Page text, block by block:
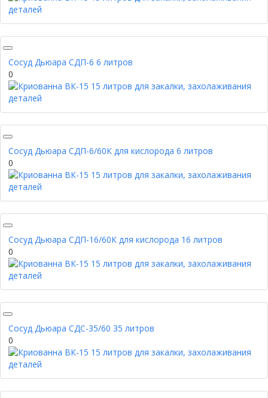
Сосуд Дьюара СДП-6 6 литров
0
Сосуд Дьюара СДП-6/60К для кислорода 6 литров
0
Сосуд Дьюара СДП-16/60К для кислорода 16 литров
0
Сосуд Дьюара СДС-35/60 35 литров
0